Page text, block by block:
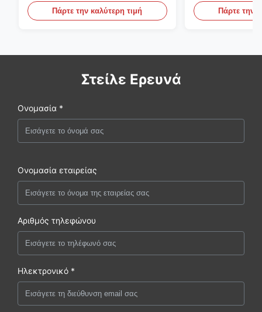
την παραγωγή DOM
Πάρτε την καλύτερη τιμή
υδραυλικά
Πάρτε την
Στείλε Ερευνά
Ονομασία *
Ονομασία εταιρείας
Αριθμός τηλεφώνου
Ηλεκτρονικό *